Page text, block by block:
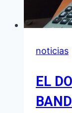
noticias
EL